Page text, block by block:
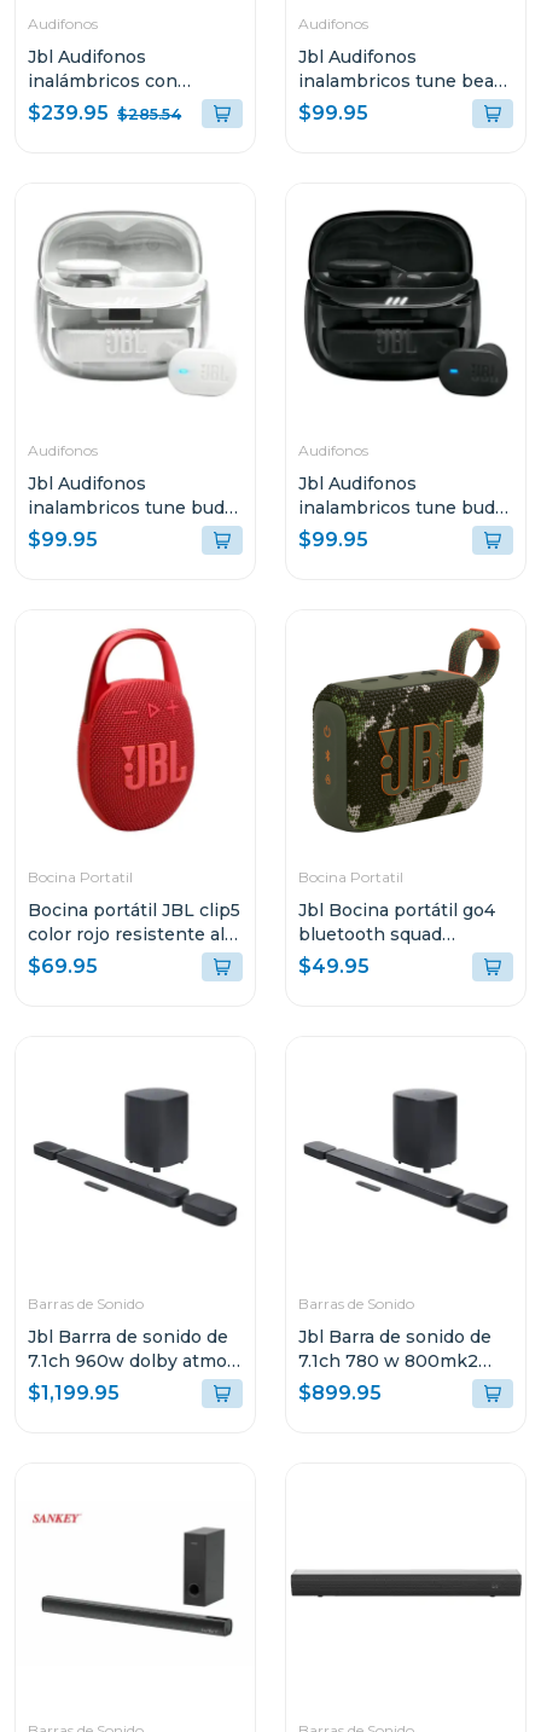
Audifonos
Jbl Audifonos
inalámbricos con
cancelación de ruido
tour pro 3 color negro
$239.95 $285.54
Audifonos
Jbl Audifonos
inalambricos tune beam
2 bluetooth negro ghost
tbeam2
$99.95
Audifonos
Jbl Audifonos
inalambricos tune buds
2 bluetooth blanco
ghost tbuds2
$99.95
Audifonos
Jbl Audifonos
inalambricos tune buds
2 bluetooth negro ghost
tbuds2
$99.95
Bocina Portatil
Bocina portátil JBL clip5
color rojo resistente al
agua y polvo
$69.95
Bocina Portatil
Jbl Bocina portátil go4
bluetooth squad
resistente al agua y
polvo go4
$49.95
Barras de Sonido
Jbl Barrra de sonido de
7.1ch 960w dolby atmos
bar1000m2
$1,199.95
Barras de Sonido
Jbl Barra de sonido de
7.1ch 780 w 800mk2
dolby atmos bar800m2
$899.95